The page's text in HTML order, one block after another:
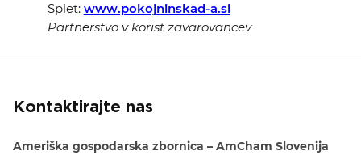
Splet: www.pokojninskad-a.si
Partnerstvo v korist zavarovancev
Kontaktirajte nas
Ameriška gospodarska zbornica – AmCham Slovenija